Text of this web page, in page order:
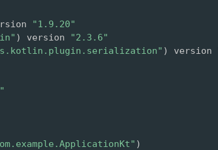
"1.9.20"
) version "2.3.6"
) version
)